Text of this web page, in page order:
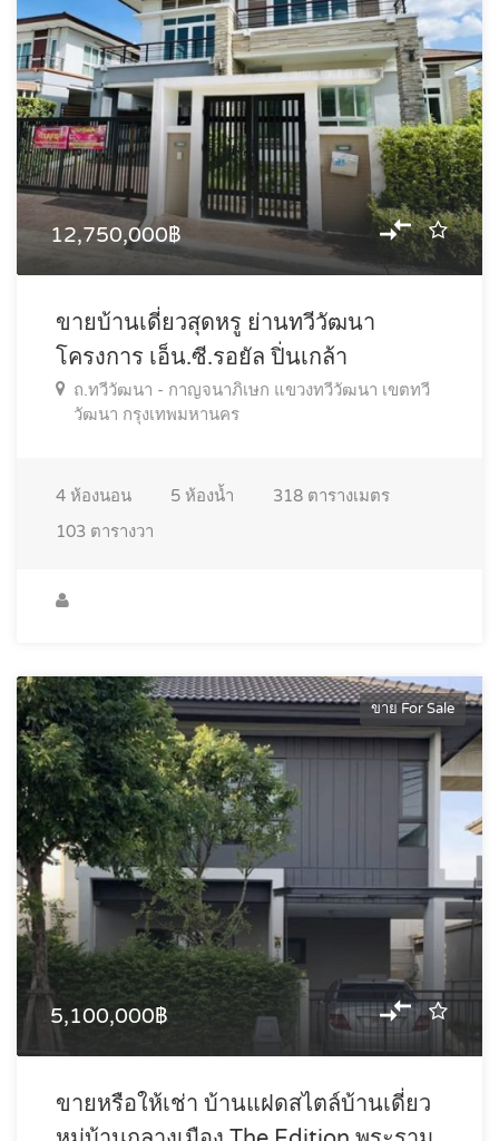
12,750,000฿
ขายบ้านเดี่ยวสุดหรู ย่านทวีวัฒนา
โครงการ เอ็น.ซี.รอยัล ปิ่นเกล้า
ถ.ทวีวัฒนา - กาญจนาภิเษก แขวงทวีวัฒนา เขตทวี
วัฒนา กรุงเทพมหานคร
4 ห้องนอน 5 ห้องน้ำ 318 ตารางเมตร
103 ตารางวา
ขาย For Sale
5,100,000฿
ขายหรือให้เช่า บ้านแฝดสไตล์บ้านเดี่ยว